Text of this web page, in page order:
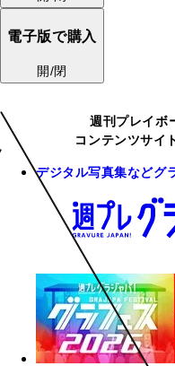
電子版で購入
開/閉
週刊プレイボ
コンテンツサイ
デジタル写真集などグ